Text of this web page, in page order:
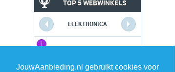
JouwAanbieding.nl gebruikt cookies voor
TOP 5 WEBWINKELS
ELEKTRONICA
1